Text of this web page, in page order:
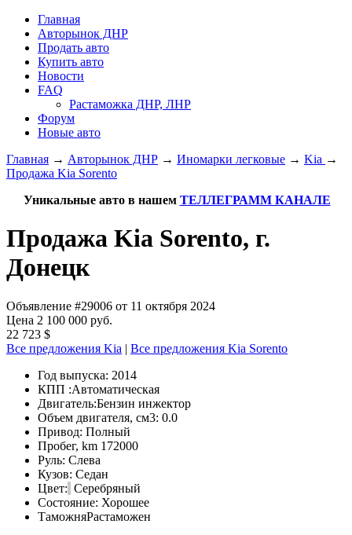
Главная
Авторынок ДНР
Продать авто
Купить авто
Новости
FAQ
Растаможка ДНР, ЛНР
Форум
Новые авто
Главная → Авторынок ДНР → Иномарки легковые → Kia →
Продажа Kia Sorento
Уникальные авто в нашем ТЕЛЛЕГРАММ КАНАЛЕ
Продажа Kia Sorento, г.
Донецк
Объявление #29006 от 11 октября 2024
Цена 2 100 000 руб.
22 723 $
Все предложения Kia | Все предложения Kia Sorento
Год выпуска: 2014
КПП :Автоматическая
Двигатель:Бензин инжектор
Объем двигателя, см3: 0.0
Привод: Полный
Пробег, km 172000
Руль: Слева
Кузов: Седан
Цвет: Серебряный
Состояние: Хорошее
ТаможняРастаможен